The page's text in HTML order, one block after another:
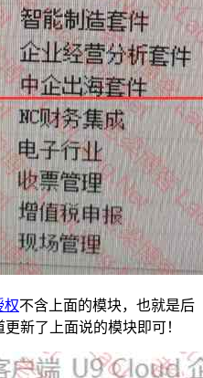
权不含上面的模块，也就是后
新了上面说的模块即可！